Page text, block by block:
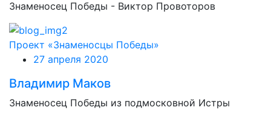
Знаменосец Победы - Виктор Провоторов
Проект «Знаменосцы Победы»
27 апреля 2020
Владимир Маков
Знаменосец Победы из подмосковной Истры